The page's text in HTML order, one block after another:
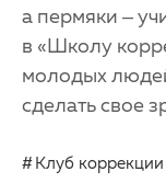
а пермяки –
в «Школу
молодых
сделать свое
Клуб коррекции